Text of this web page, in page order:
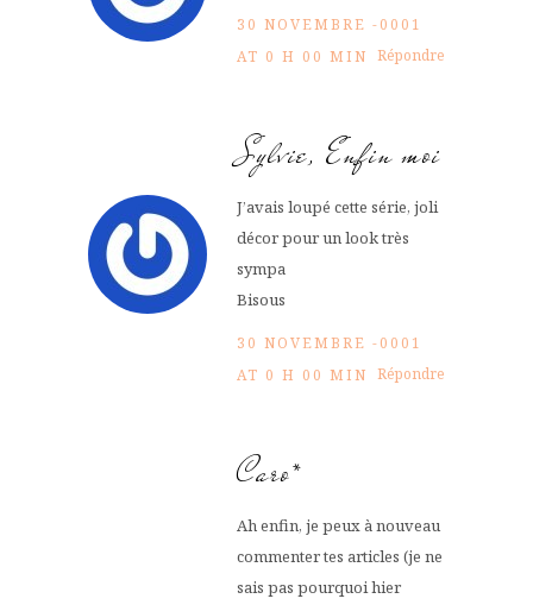
30 NOVEMBRE -0001
AT 0 H 00 MIN Répondre
Sylvie, Enfin moi
J’avais loupé cette série, joli
décor pour un look très
sympa
Bisous
30 NOVEMBRE -0001
AT 0 H 00 MIN Répondre
Caro*
Ah enfin, je peux à nouveau
commenter tes articles (je ne
sais pas pourquoi hier